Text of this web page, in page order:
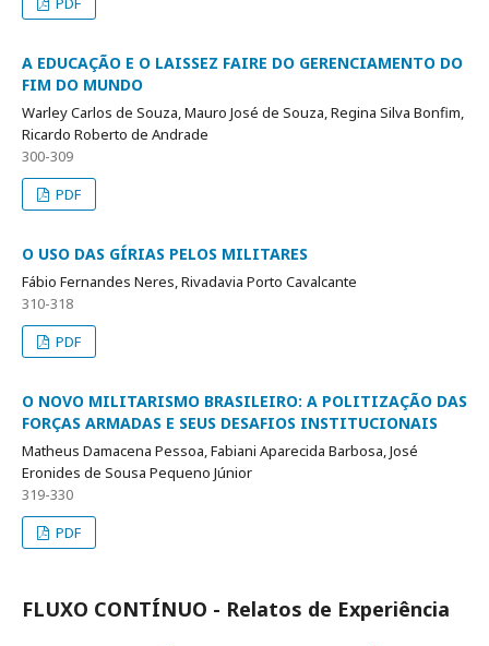
A EDUCAÇÃO E O LAISSEZ FAIRE DO GERENCIAMENTO DO
FIM DO MUNDO
Warley Carlos de Souza, Mauro José de Souza, Regina Silva Bonfim,
Ricardo Roberto de Andrade
300-309
PDF
O USO DAS GÍRIAS PELOS MILITARES
Fábio Fernandes Neres, Rivadavia Porto Cavalcante
310-318
PDF
O NOVO MILITARISMO BRASILEIRO: A POLITIZAÇÃO DAS
FORÇAS ARMADAS E SEUS DESAFIOS INSTITUCIONAIS
Matheus Damacena Pessoa, Fabiani Aparecida Barbosa, José
Eronides de Sousa Pequeno Júnior
319-330
PDF
FLUXO CONTÍNUO - Relatos de Experiência